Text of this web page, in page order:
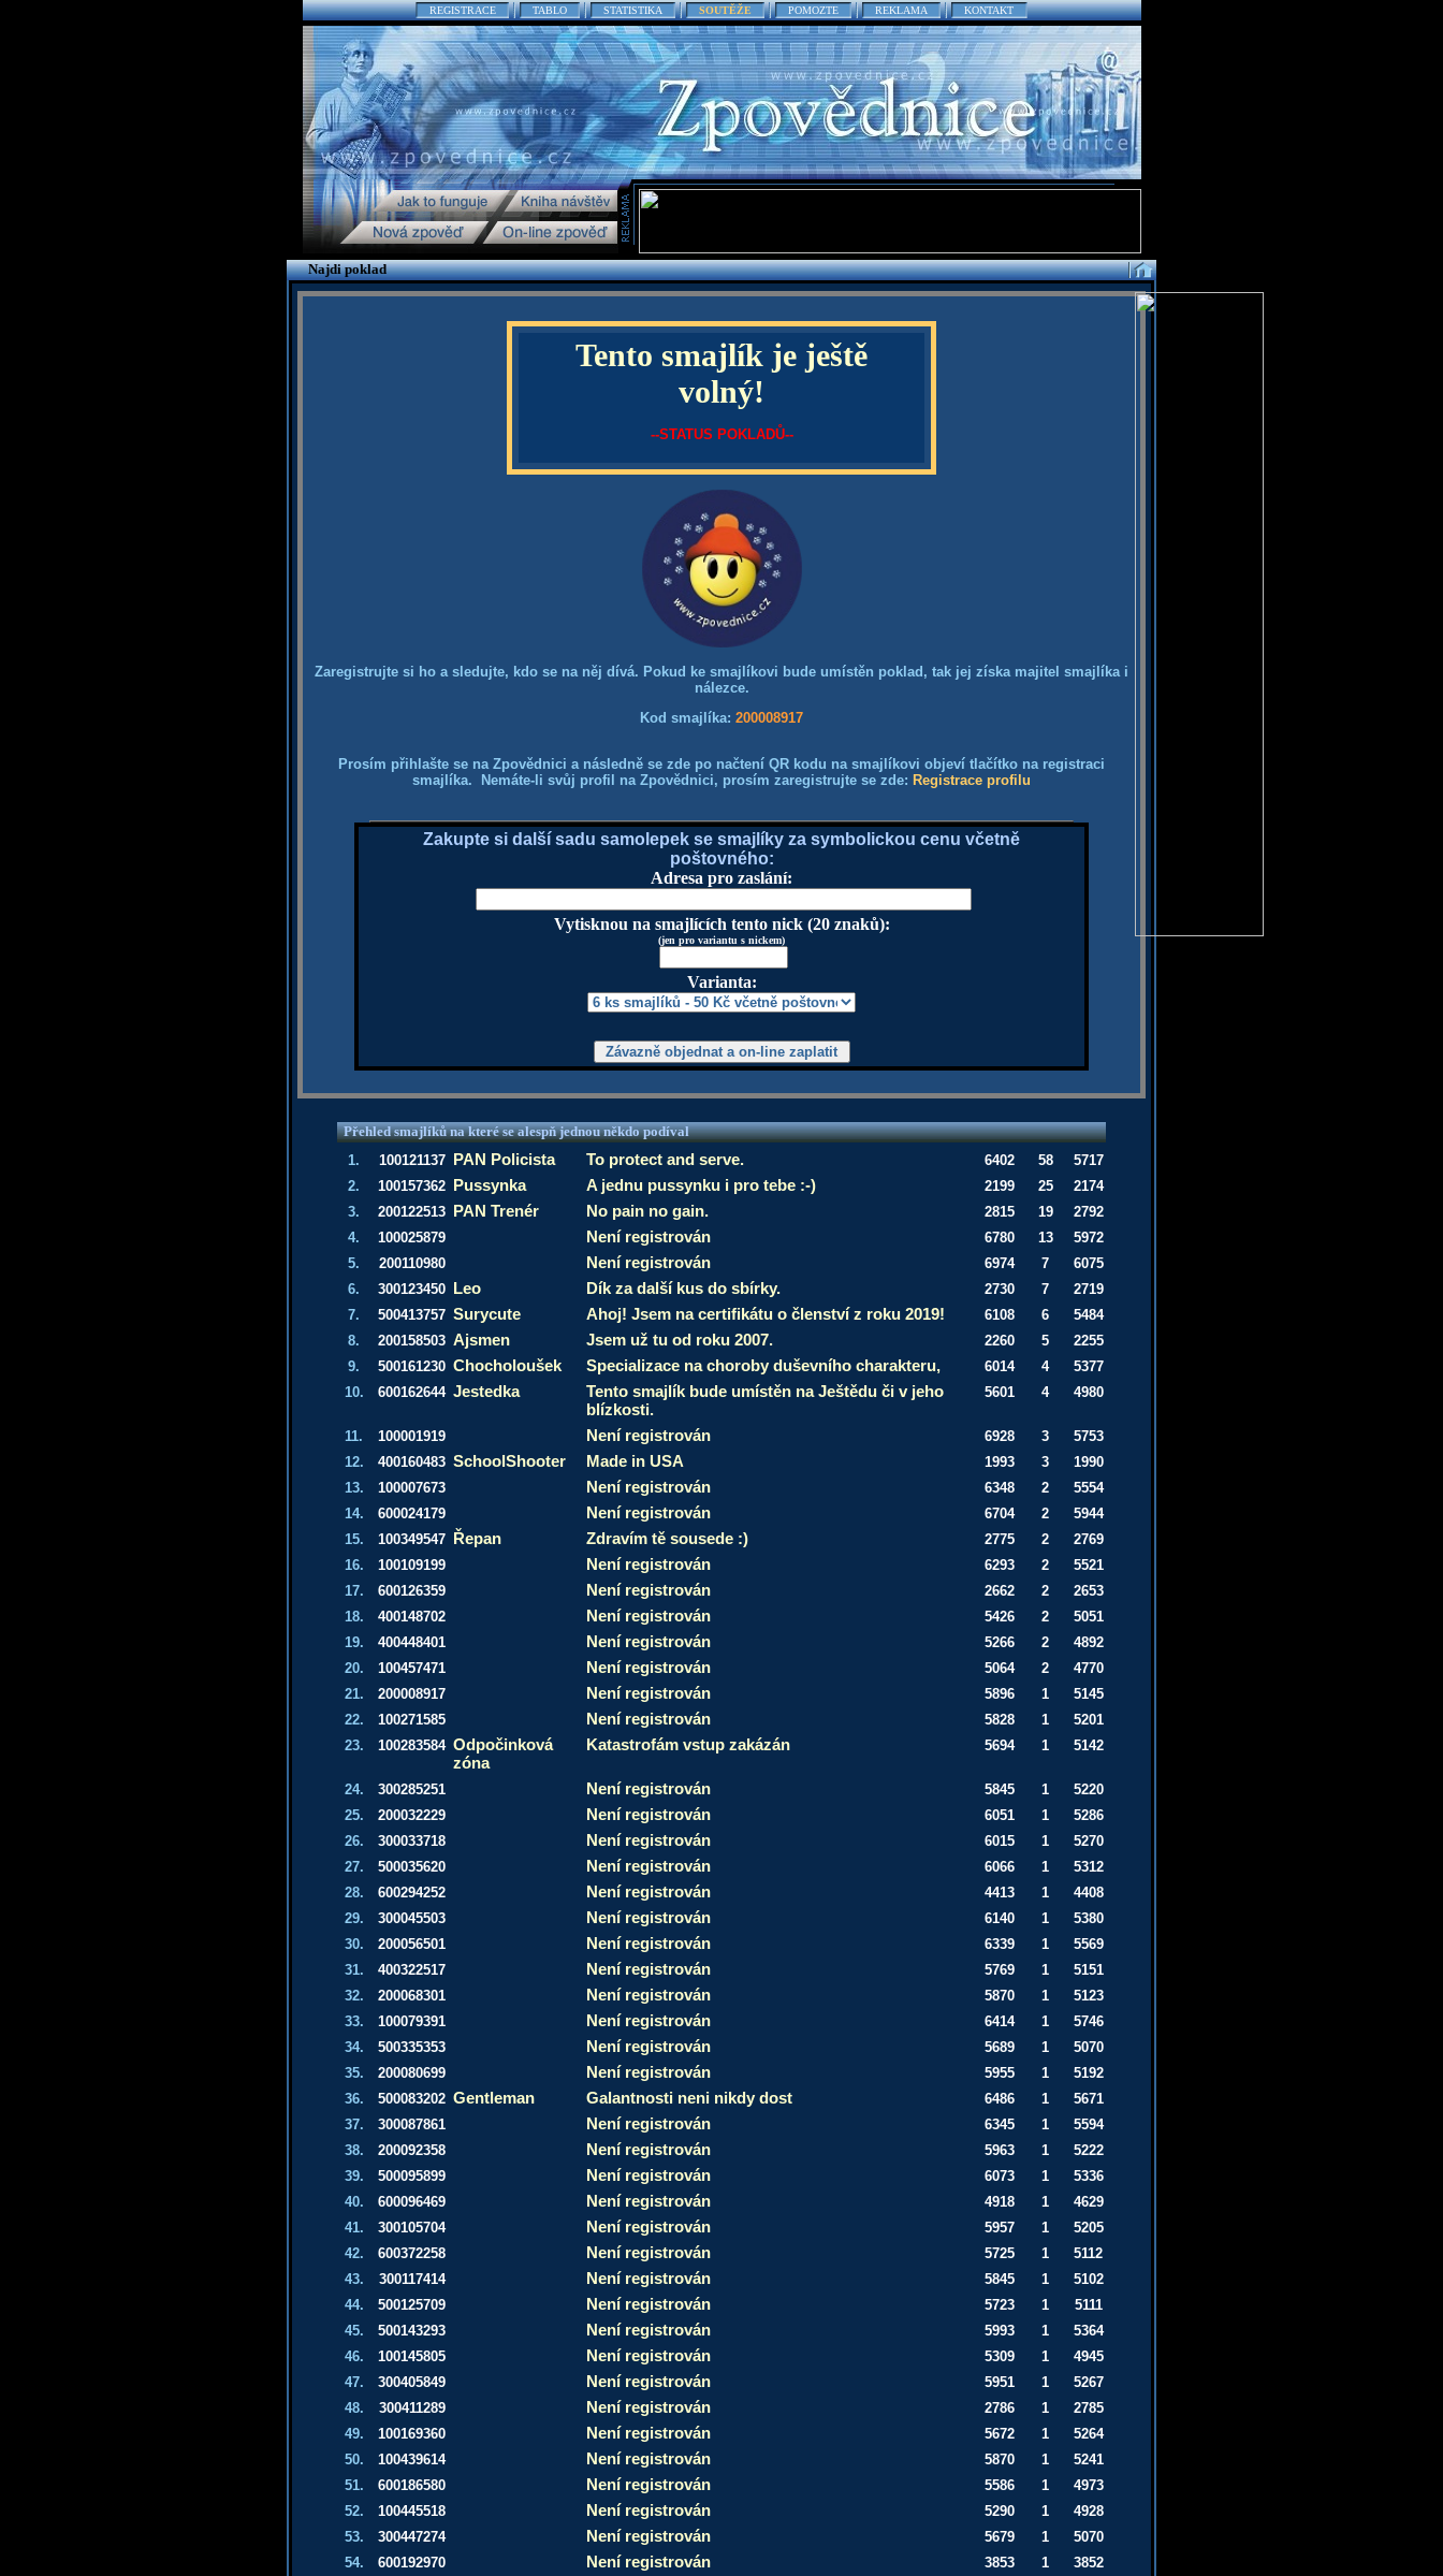
REGISTRACE TABLO STATISTIKA SOUTĚŽE POMOZTE REKLAMA KONTAKT
Najdi poklad
Tento smajlík je ještě
volný!
--STATUS POKLADŮ--
Zaregistrujte si ho a sledujte, kdo se na něj dívá. Pokud ke smajlíkovi bude umístěn poklad, tak jej získa majitel smajlíka i
nálezce.
Kod smajlíka: 200008917
Prosím přihlašte se na Zpovědnici a následně se zde po načtení QR kodu na smajlíkovi objeví tlačítko na registraci
smajlíka. Nemáte-li svůj profil na Zpovědnici, prosím zaregistrujte se zde: Registrace profilu
Zakupte si další sadu samolepek se smajlíky za symbolickou cenu včetně
poštovného:
Adresa pro zaslání:
Vytisknou na smajlících tento nick (20 znaků):
(jen pro variantu s nickem)
Varianta:
Přehled smajlíků na které se alespň jednou někdo podíval
1.
100121137 PAN Policista To protect and serve. 6402 58
5717
2.
100157362 Pussynka A jednu pussynku i pro tebe :-) 2199 25
2174
3.
200122513 PAN Trenér No pain no gain. 2815 19
2792
4.
100025879 Není registrován 6780 13
5972
5.
200110980 Není registrován 6974 7
6075
6.
300123450 Leo Dík za další kus do sbírky. 2730 7
2719
7.
500413757 Surycute Ahoj! Jsem na certifikátu o členství z roku 2019! 6108 6
5484
8.
200158503 Ajsmen Jsem už tu od roku 2007. 2260 5
2255
9.
500161230 Chocholoušek Specializace na choroby duševního charakteru, 6014 4
5377
10.
600162644 Jestedka
Tento smajlík bude umístěn na Ještědu či v jeho
blízkosti.
5601 4 4980
11. 100001919 Není registrován 6928 3
5753
12.
400160483 SchoolShooter Made in USA 1993 3
1990
13.
100007673 Není registrován 6348 2
5554
14.
600024179 Není registrován 6704 2
5944
15.
100349547 Řepan Zdravím tě sousede :) 2775 2
2769
16.
100109199 Není registrován 6293 2
5521
17.
600126359 Není registrován 2662 2
2653
18.
400148702 Není registrován 5426 2
5051
19.
400448401 Není registrován 5266 2
4892
20.
100457471 Není registrován 5064 2
4770
21.
200008917 Není registrován 5896 1
5145
22.
100271585 Není registrován 5828 1
5201
23.
100283584 Odpočinková
zóna
Katastrofám vstup zakázán 5694 1 5142
24. 300285251 Není registrován 5845 1
5220
25.
200032229 Není registrován 6051 1
5286
26.
300033718 Není registrován 6015 1
5270
27.
500035620 Není registrován 6066 1
5312
28.
600294252 Není registrován 4413 1
4408
29.
300045503 Není registrován 6140 1
5380
30.
200056501 Není registrován 6339 1
5569
31.
400322517 Není registrován 5769 1
5151
32.
200068301 Není registrován 5870 1
5123
33.
100079391 Není registrován 6414 1
5746
34.
500335353 Není registrován 5689 1
5070
35.
200080699 Není registrován 5955 1
5192
36.
500083202 Gentleman Galantnosti neni nikdy dost 6486 1
5671
37.
300087861 Není registrován 6345 1
5594
38.
200092358 Není registrován 5963 1
5222
39.
500095899 Není registrován 6073 1
5336
40.
600096469 Není registrován 4918 1
4629
41.
300105704 Není registrován 5957 1
5205
42.
600372258 Není registrován 5725 1
5112
43.
300117414 Není registrován 5845 1
5102
44.
500125709 Není registrován 5723 1
5111
45.
500143293 Není registrován 5993 1
5364
46.
100145805 Není registrován 5309 1
4945
47.
300405849 Není registrován 5951 1
5267
48.
300411289 Není registrován 2786 1
2785
49.
100169360 Není registrován 5672 1
5264
50.
100439614 Není registrován 5870 1
5241
51.
600186580 Není registrován 5586 1
4973
52.
100445518 Není registrován 5290 1
4928
53.
300447274 Není registrován 5679 1
5070
54.
600192970 Není registrován 3853 1
3852